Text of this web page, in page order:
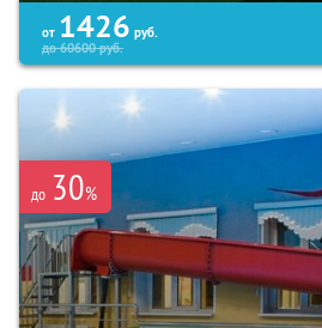
от 1426 руб.
до60600руб.
до 30%